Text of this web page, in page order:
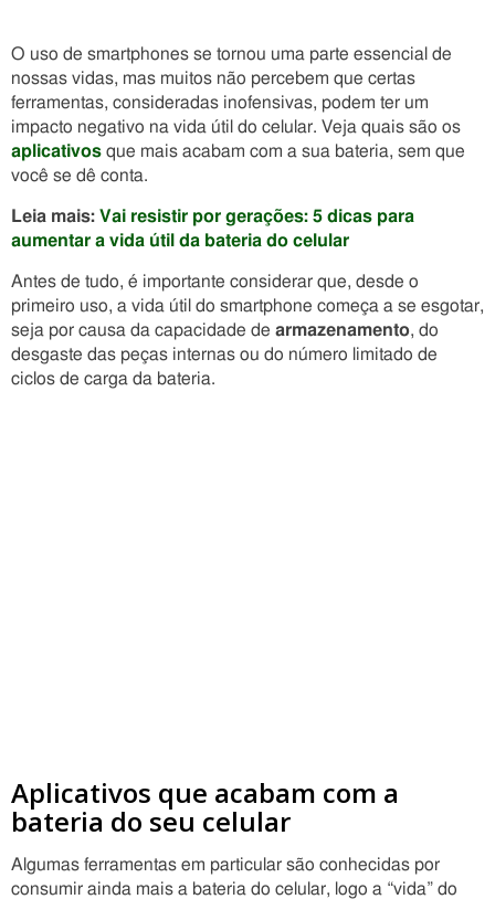
O uso de smartphones se tornou uma parte essencial de
nossas vidas, mas muitos não percebem que certas
ferramentas, consideradas inofensivas, podem ter um
impacto negativo na vida útil do celular. Veja quais são os
aplicativos que mais acabam com a sua bateria, sem que
você se dê conta.
Leia mais: Vai resistir por gerações: 5 dicas para
aumentar a vida útil da bateria do celular
Antes de tudo, é importante considerar que, desde o
primeiro uso, a vida útil do smartphone começa a se esgotar,
seja por causa da capacidade de armazenamento, do
desgaste das peças internas ou do número limitado de
ciclos de carga da bateria.
Aplicativos que acabam com a
bateria do seu celular
Algumas ferramentas em particular são conhecidas por
consumir ainda mais a bateria do celular, logo a “vida” do